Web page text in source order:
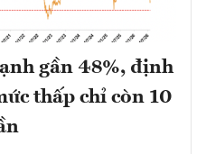
gần 48%, định
thấp chỉ còn 10